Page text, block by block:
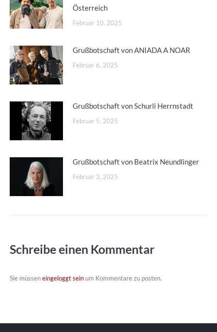
Österreich
Februar 10, 2025
Grußbotschaft von ANIADA A NOAR
Februar 6, 2025
Grußbotschaft von Schurli Herrnstadt
Februar 5, 2025
Grußbotschaft von Beatrix Neundlinger
Februar 3, 2025
Schreibe einen Kommentar
Sie müsseneingeloggt seinum Kommentare zu posten.